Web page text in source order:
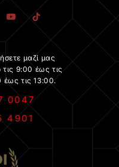
μαζί μας
9:00 έως τις
τις 13:00.
0047
4901